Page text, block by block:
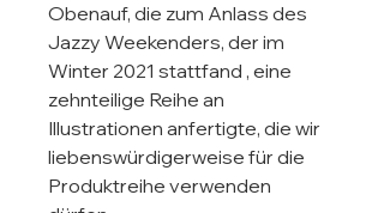
Obenauf, die zum Anlass des
Jazzy Weekenders, der im
Winter 2021 stattfand , eine
zehnteilige Reihe an
Illustrationen anfertigte, die wir
liebenswürdigerweise für die
Produktreihe verwenden